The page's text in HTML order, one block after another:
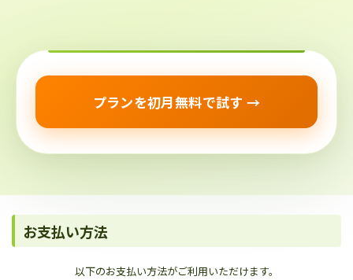
プランを初月無料で試す →
お支払い方法
以下のお支払い方法がご利用いただけます。